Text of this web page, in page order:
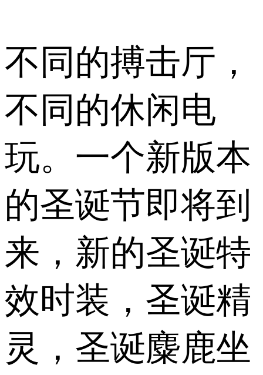
不同的搏击厅，
不同的休闲电
玩。一个新版本
的圣诞节即将到
来，新的圣诞特
效时装，圣诞精
灵，圣诞麋鹿坐